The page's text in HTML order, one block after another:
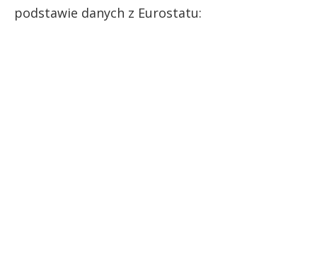
podstawie danych z Eurostatu: